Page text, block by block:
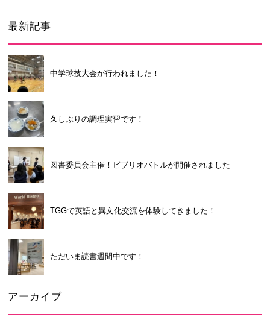
最新記事
中学球技大会が行われました！
久しぶりの調理実習です！
図書委員会主催！ビブリオバトルが開催されました
TGGで英語と異文化交流を体験してきました！
ただいま読書週間中です！
アーカイブ